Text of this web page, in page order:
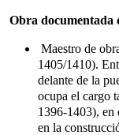
Obra documentada
Maestro de
1405/1410).
delante de la
ocupa el cargo
1396-1403), en
en la